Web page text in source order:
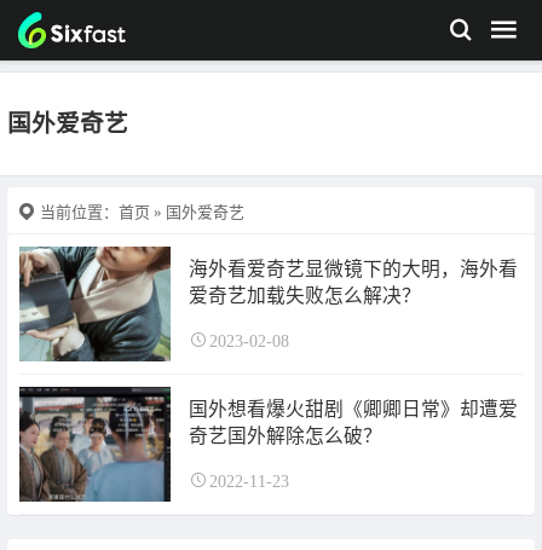
国外爱奇艺
当前位置： 首页 » 国外爱奇艺
海外看爱奇艺显微镜下的大明，海外看
爱奇艺加载失败怎么解决？
2023-02-08
国外想看爆火甜剧《卿卿日常》却遭爱
奇艺国外解除怎么破？
2022-11-23